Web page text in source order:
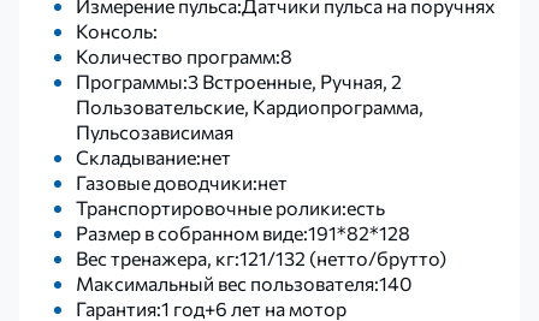
Измерение пульса:Датчики пульса на поручнях
Консоль:
Количество программ:8
Программы:3 Встроенные, Ручная, 2
Пользовательские, Кардиопрограмма,
Пульсозависимая
Складывание:нет
Газовые доводчики:нет
Транспортировочные ролики:есть
Размер в собранном виде:191*82*128
Вес тренажера, кг:121/132 (нетто/брутто)
Максимальный вес пользователя:140
Гарантия:1 год+6 лет на мотор